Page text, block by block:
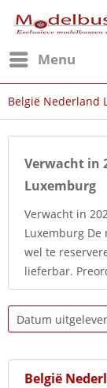
Menu
België Nederland
Verwacht in
Luxemburg
Verwacht in
Luxemburg
wel te
lieferbar.
België